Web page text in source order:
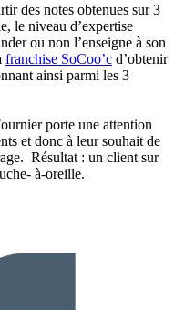
des notes obtenues sur 3
le niveau d’expertise
ou non l’enseigne à son
franchise SoCoo’c d’obtenir
ainsi parmi les 3
porte une attention
et donc à leur souhait de
Résultat : un client sur
à-oreille.